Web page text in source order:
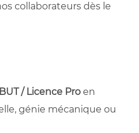
collaborateurs dès le
/ Licence Pro en
génie mécanique ou